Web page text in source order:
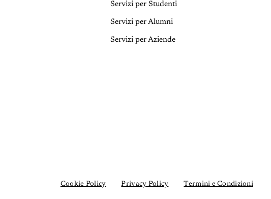
Servizi per Studenti
Servizi per Alumni
Servizi per Aziende
Cookie Policy Privacy Policy Termini e Condizioni